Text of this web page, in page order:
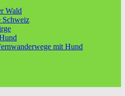
Wald
Schweiz
mit Hund